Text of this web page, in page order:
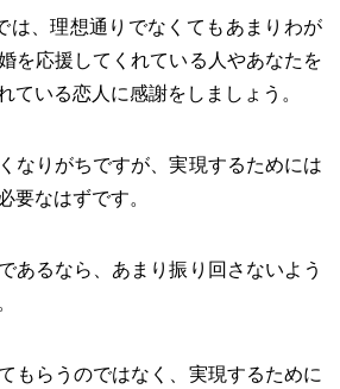
は、理想通りでなくてもあまりわが
を応援してくれている人やあなたを
ている恋人に感謝をしましょう。
なりがちですが、実現するためには
要なはずです。
あるなら、あまり振り回さないよう
もらうのではなく、実現するために